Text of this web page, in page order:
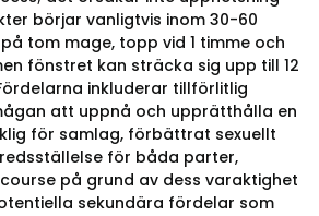
börjar vanligtvis inom 30-60
tom mage, topp vid 1 timme och
fönstret kan sträcka sig upp till 12
inkluderar tillförlitlig
att uppnå och upprätthålla en
för samlag, förbättrat sexuellt
för båda parter,
på grund av dess varaktighet
sekundära fördelar som